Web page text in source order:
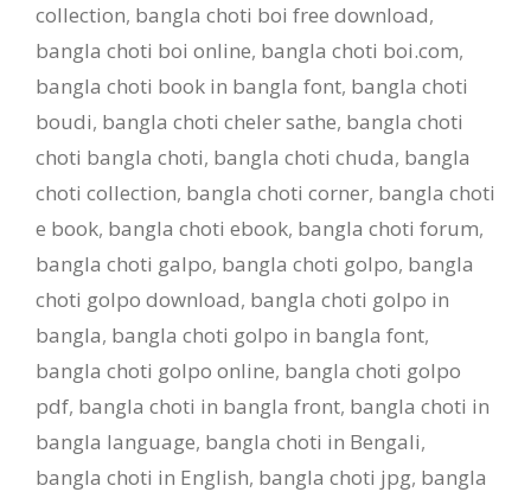
collection, bangla choti boi free download,
bangla choti boi online, bangla choti boi.com,
bangla choti book in bangla font, bangla choti
boudi, bangla choti cheler sathe, bangla choti
choti bangla choti, bangla choti chuda, bangla
choti collection, bangla choti corner, bangla choti
e book, bangla choti ebook, bangla choti forum,
bangla choti galpo, bangla choti golpo, bangla
choti golpo download, bangla choti golpo in
bangla, bangla choti golpo in bangla font,
bangla choti golpo online, bangla choti golpo
pdf, bangla choti in bangla front, bangla choti in
bangla language, bangla choti in Bengali,
bangla choti in English, bangla choti jpg, bangla